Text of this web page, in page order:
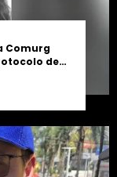
Comurg
de